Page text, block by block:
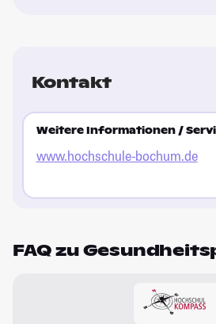
Kontakt
Weitere Informationen /
www.hochschule-bochum.de
FAQ zu